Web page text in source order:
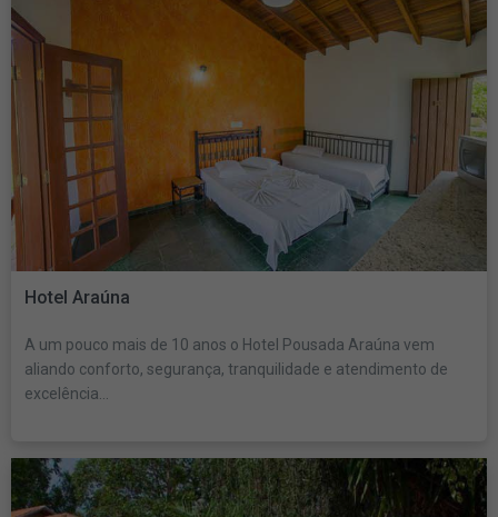
Hotel Araúna
A um pouco mais de 10 anos o Hotel Pousada Araúna vem
aliando conforto, segurança, tranquilidade e atendimento de
excelência...